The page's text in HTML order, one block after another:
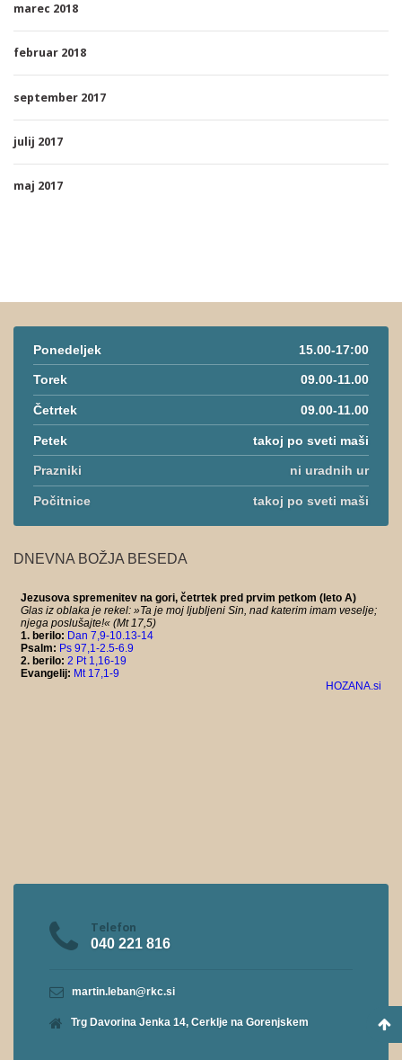
marec 2018
februar 2018
september 2017
julij 2017
maj 2017
Ponedeljek 15.00-17:00
Torek 09.00-11.00
Četrtek 09.00-11.00
Petek takoj po sveti maši
Prazniki ni uradnih ur
Počitnice takoj po sveti maši
DNEVNA BOŽJA BESEDA
Telefon
040 221 816
martin.leban@rkc.si
Trg Davorina Jenka 14, Cerklje na Gorenjskem